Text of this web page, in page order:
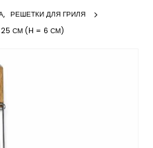
, РЕШЕТКИ ДЛЯ ГРИЛЯ
СМ (H = 6 СМ)